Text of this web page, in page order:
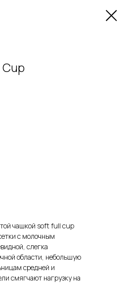
Cup
чашкой soft full cup
с молочным
слегка
области, небольшую
средней и
смягчают нагрузку на